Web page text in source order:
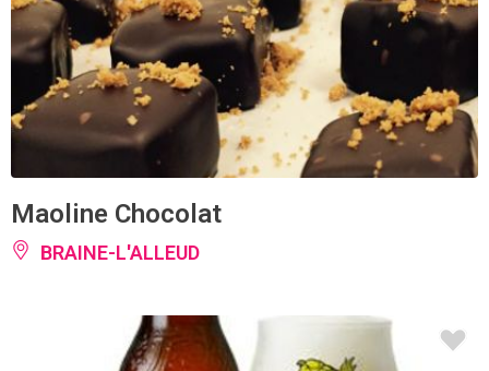
Maoline Chocolat
BRAINE-L'ALLEUD